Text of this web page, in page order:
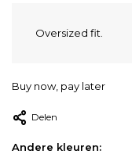
Oversized fit.
Buy now, pay later
Delen
Andere kleuren: